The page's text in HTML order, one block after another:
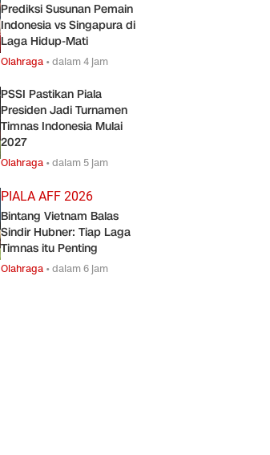
Prediksi Susunan Pemain
Indonesia vs Singapura di
Laga Hidup-Mati
Olahraga •dalam 4 jam
PSSI Pastikan Piala
Presiden Jadi Turnamen
Timnas Indonesia Mulai
2027
Olahraga •dalam 5 jam
PIALA AFF 2026
Bintang Vietnam Balas
Sindir Hubner: Tiap Laga
Timnas itu Penting
Olahraga •dalam 6 jam